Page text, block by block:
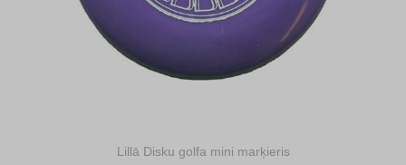
Lillā Disku golfa mini marķieris